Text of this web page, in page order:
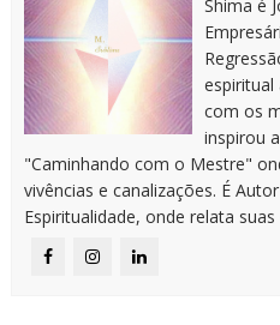
Shima é
espiritual
com os
inspirou
"Caminhando com o Mestre"
vivências e canalizações. É
Espiritualidade, onde relata suas